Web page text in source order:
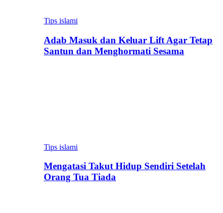
Tips islami
Adab Masuk dan Keluar Lift Agar Tetap
Santun dan Menghormati Sesama
Tips islami
Mengatasi Takut Hidup Sendiri Setelah
Orang Tua Tiada